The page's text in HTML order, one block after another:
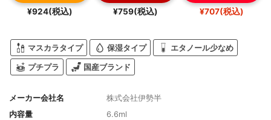
¥924(税込) ¥759(税込) ¥707(税込)
マスカラタイプ 保湿タイプ エタノール少なめ
プチプラ 国産ブランド
メーカー会社名
株式会社伊勢半
内容量
6.6ml